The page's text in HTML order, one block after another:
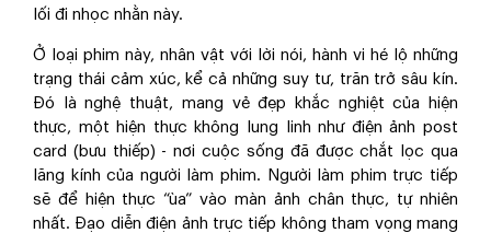
lối đi nhọc nhằn này.
Ở loại phim này, nhân vật với lời nói, hành vi hé lộ những
trạng thái cảm xúc, kể cả những suy tư, trăn trở sâu kín.
Đó là nghệ thuật, mang vẻ đẹp khắc nghiệt của hiện
thực, một hiện thực không lung linh như điện ảnh post
card (bưu thiếp) - nơi cuộc sống đã được chắt lọc qua
lăng kính của người làm phim. Người làm phim trực tiếp
sẽ để hiện thực “ùa” vào màn ảnh chân thực, tự nhiên
nhất. Đạo diễn điện ảnh trực tiếp không tham vọng mang